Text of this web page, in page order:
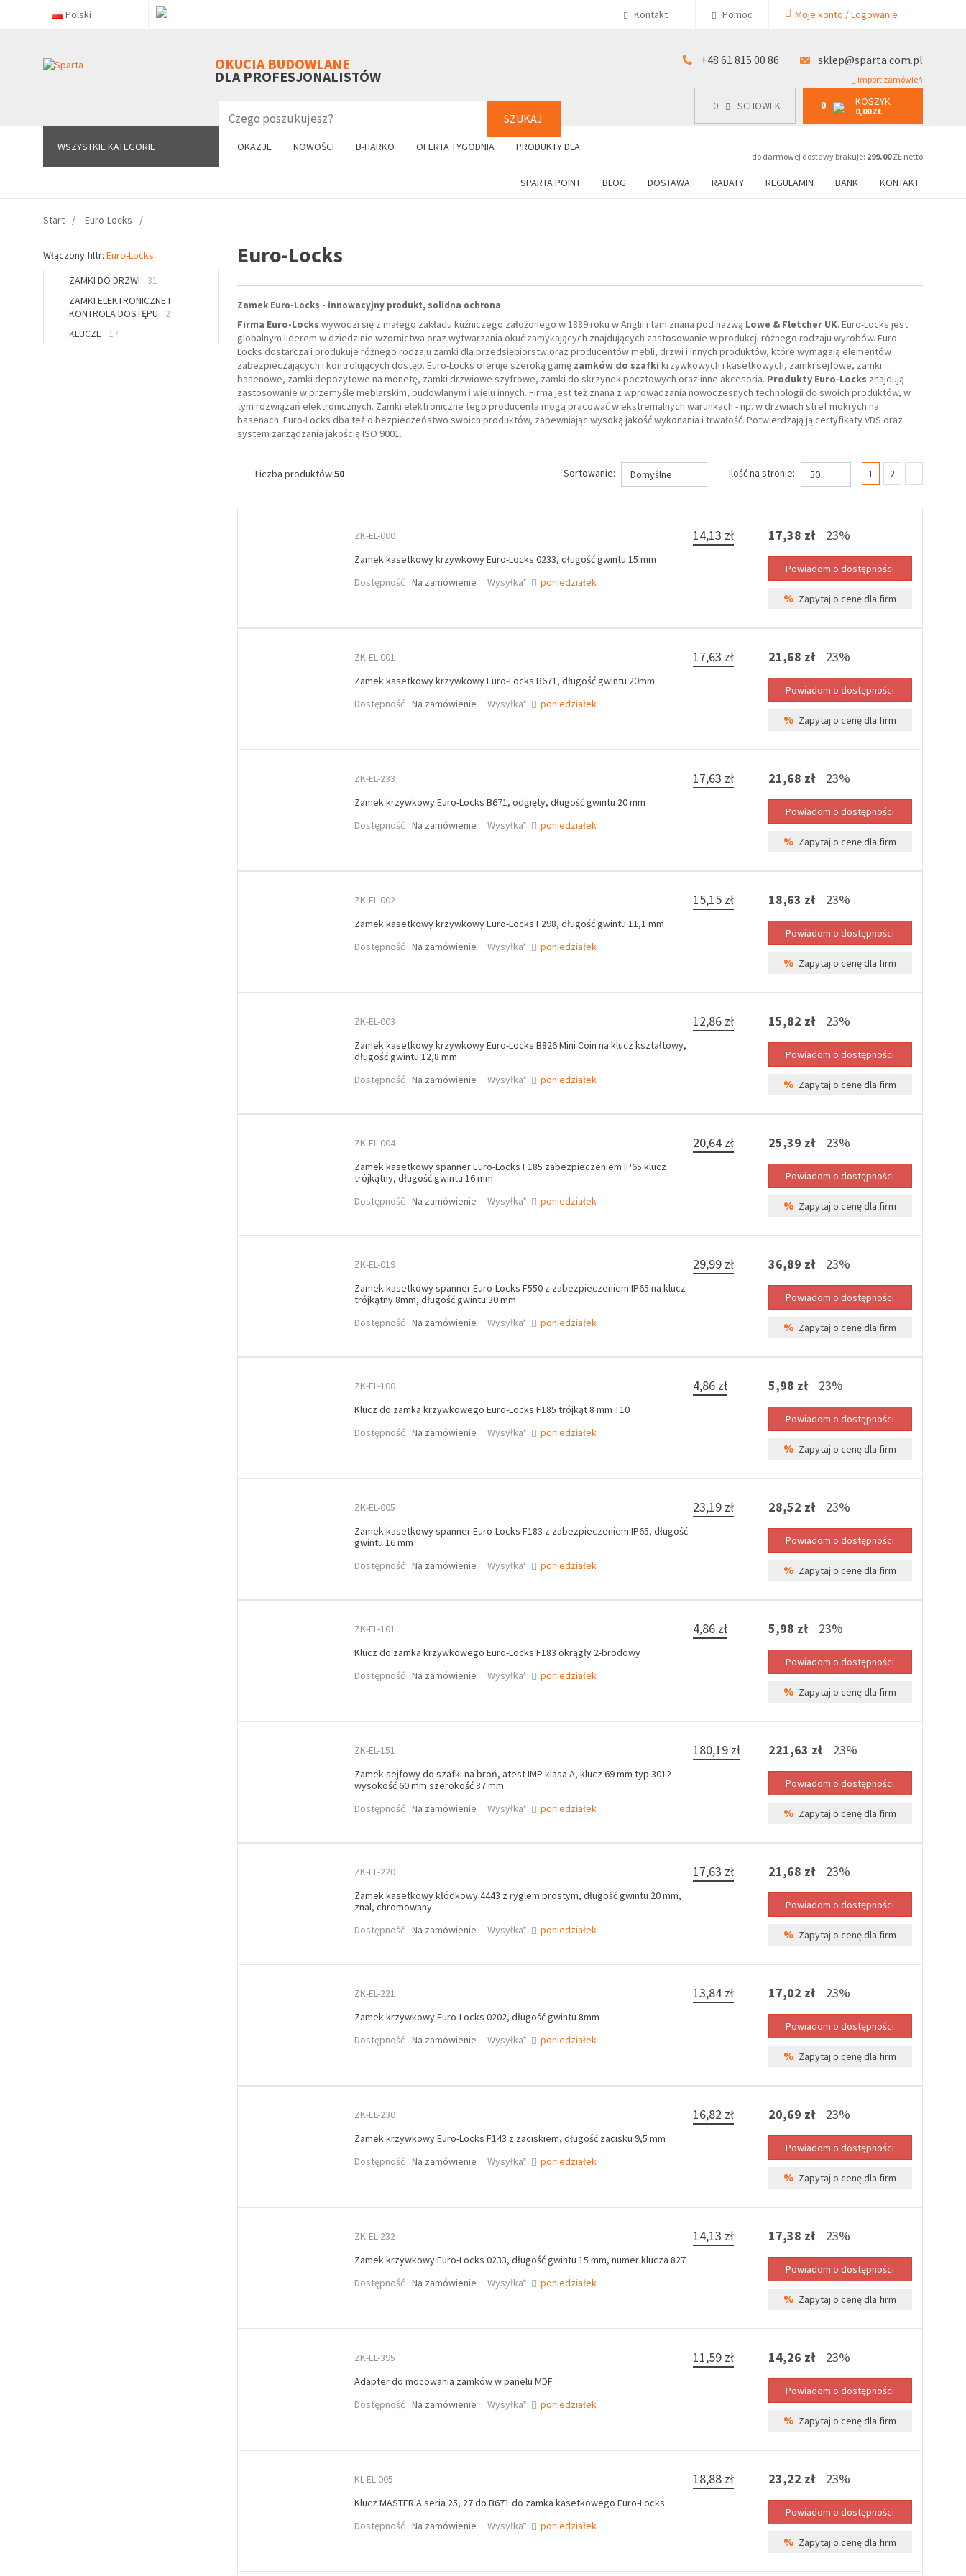
Polski Kontakt Pomoc Moje konto / Logowanie
OKUCIA BUDOWLANE
DLA PROFESJONALISTÓW
SZUKAJ
+48 61 815 00 86 sklep@sparta.com.pl
import zamówień
0 SCHOWEK 0 KOSZYK
0,00 ZŁ
do darmowej dostawy brakuje: 299.00ZŁ netto
WSZYSTKIE KATEGORIE OKAZJE NOWOŚCI B-HARKO OFERTA TYGODNIA PRODUKTY DLA
SPARTA POINT BLOG DOSTAWA RABATY REGULAMIN BANK KONTAKT
WSZYSTKIE KATEGORIE 0 SCHOWEK 0 KOSZYK
0,00 ZŁ
+48 61 815 00 86
Start Euro-Locks
Włączony filtr: Euro-Locks
ZAMKI DO DRZWI
31
ZAMKI ELEKTRONICZNE I
KONTROLA DOSTĘPU
2
KLUCZE
17
Euro-Locks
Zamek Euro-Locks - innowacyjny produkt, solidna ochrona
Firma Euro-Locks wywodzi się z małego zakładu kuźniczego założonego w 1889 roku w Anglii i tam znana pod nazwą Lowe & Fletcher UK. Euro-Locks jest
globalnym liderem w dziedzinie wzornictwa oraz wytwarzania okuć zamykających znajdujących zastosowanie w produkcji różnego rodzaju wyrobów. Euro-
Locks dostarcza i produkuje różnego rodzaju zamki dla przedsiębiorstw oraz producentów mebli, drzwi i innych produktów, które wymagają elementów
zabezpieczających i kontrolujących dostęp. Euro-Locks oferuje szeroką gamę zamków do szafki krzywkowych i kasetkowych, zamki sejfowe, zamki
basenowe, zamki depozytowe na monetę, zamki drzwiowe szyfrowe, zamki do skrzynek pocztowych oraz inne akcesoria. Produkty Euro-Locks znajdują
zastosowanie w przemyśle meblarskim, budowlanym i wielu innych. Firma jest też znana z wprowadzania nowoczesnych technologii do swoich produktów, w
tym rozwiązań elektronicznych. Zamki elektroniczne tego producenta mogą pracować w ekstremalnych warunkach - np. w drzwiach stref mokrych na
basenach. Euro-Locks dba też o bezpieczeństwo swoich produktów, zapewniając wysoką jakość wykonania i trwałość. Potwierdzają ją certyfikaty VDS oraz
system zarządzania jakością ISO 9001.
Liczba produktów50 Sortowanie: Domyślne Ilość na stronie: 50 1 (current)
2
ZK-EL-000
Zamek kasetkowy krzywkowy Euro-Locks 0233, długość gwintu 15 mm
Dostępność Na zamówienie Wysyłka*: poniedziałek
14,13 zł 17,38 zł 23%
% Zapytaj o cenę dla firm
ZK-EL-001
Zamek kasetkowy krzywkowy Euro-Locks B671, długość gwintu 20mm
Dostępność Na zamówienie Wysyłka*: poniedziałek
17,63 zł 21,68 zł 23%
% Zapytaj o cenę dla firm
ZK-EL-233
Zamek krzywkowy Euro-Locks B671, odgięty, długość gwintu 20 mm
Dostępność Na zamówienie Wysyłka*: poniedziałek
17,63 zł 21,68 zł 23%
% Zapytaj o cenę dla firm
ZK-EL-002
Zamek kasetkowy krzywkowy Euro-Locks F298, długość gwintu 11,1 mm
Dostępność Na zamówienie Wysyłka*: poniedziałek
15,15 zł 18,63 zł 23%
% Zapytaj o cenę dla firm
ZK-EL-003
Zamek kasetkowy krzywkowy Euro-Locks B826 Mini Coin na klucz kształtowy,
długość gwintu 12,8 mm
Dostępność Na zamówienie Wysyłka*: poniedziałek
12,86 zł 15,82 zł 23%
% Zapytaj o cenę dla firm
ZK-EL-004
Zamek kasetkowy spanner Euro-Locks F185 zabezpieczeniem IP65 klucz
trójkątny, długość gwintu 16 mm
Dostępność Na zamówienie Wysyłka*: poniedziałek
20,64 zł 25,39 zł 23%
% Zapytaj o cenę dla firm
ZK-EL-019
Zamek kasetkowy spanner Euro-Locks F550 z zabezpieczeniem IP65 na klucz
trójkątny 8mm, długość gwintu 30 mm
Dostępność Na zamówienie Wysyłka*: poniedziałek
29,99 zł 36,89 zł 23%
% Zapytaj o cenę dla firm
ZK-EL-100
Klucz do zamka krzywkowego Euro-Locks F185 trójkąt 8 mm T10
Dostępność Na zamówienie Wysyłka*: poniedziałek
4,86 zł 5,98 zł 23%
% Zapytaj o cenę dla firm
ZK-EL-005
Zamek kasetkowy spanner Euro-Locks F183 z zabezpieczeniem IP65, długość
gwintu 16 mm
Dostępność Na zamówienie Wysyłka*: poniedziałek
23,19 zł 28,52 zł 23%
% Zapytaj o cenę dla firm
ZK-EL-101
Klucz do zamka krzywkowego Euro-Locks F183 okrągły 2-brodowy
Dostępność Na zamówienie Wysyłka*: poniedziałek
4,86 zł 5,98 zł 23%
% Zapytaj o cenę dla firm
ZK-EL-151
Zamek sejfowy do szafki na broń, atest IMP klasa A, klucz 69 mm typ 3012
wysokość 60 mm szerokość 87 mm
Dostępność Na zamówienie Wysyłka*: poniedziałek
180,19 zł 221,63 zł 23%
% Zapytaj o cenę dla firm
ZK-EL-220
Zamek kasetkowy kłódkowy 4443 z ryglem prostym, długość gwintu 20 mm,
znal, chromowany
Dostępność Na zamówienie Wysyłka*: poniedziałek
17,63 zł 21,68 zł 23%
% Zapytaj o cenę dla firm
ZK-EL-221
Zamek krzywkowy Euro-Locks 0202, długość gwintu 8mm
Dostępność Na zamówienie Wysyłka*: poniedziałek
13,84 zł 17,02 zł 23%
% Zapytaj o cenę dla firm
ZK-EL-230
Zamek krzywkowy Euro-Locks F143 z zaciskiem, długość zacisku 9,5 mm
Dostępność Na zamówienie Wysyłka*: poniedziałek
16,82 zł 20,69 zł 23%
% Zapytaj o cenę dla firm
ZK-EL-232
Zamek krzywkowy Euro-Locks 0233, długość gwintu 15 mm, numer klucza 827
Dostępność Na zamówienie Wysyłka*: poniedziałek
14,13 zł 17,38 zł 23%
% Zapytaj o cenę dla firm
ZK-EL-395
Adapter do mocowania zamków w panelu MDF
Dostępność Na zamówienie Wysyłka*: poniedziałek
11,59 zł 14,26 zł 23%
% Zapytaj o cenę dla firm
KL-EL-005
Klucz MASTER A seria 25, 27 do B671 do zamka kasetkowego Euro-Locks
Dostępność Na zamówienie Wysyłka*: poniedziałek
18,88 zł 23,22 zł 23%
% Zapytaj o cenę dla firm